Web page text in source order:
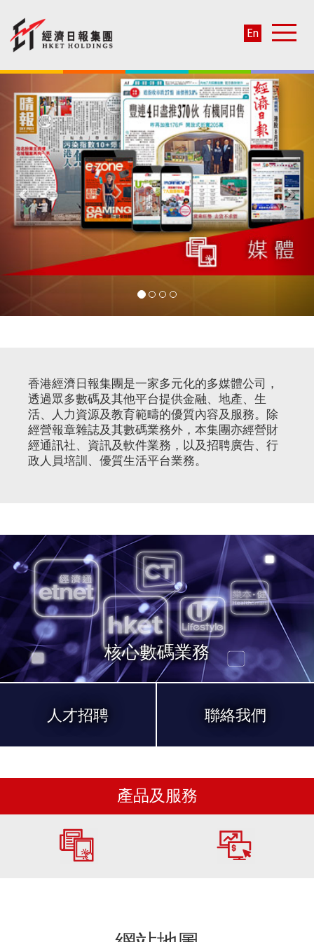
En
香港經濟日報集團是一家多元化的多媒體公司，
透過眾多數碼及其他平台提供金融、地產、生
活、人力資源及教育範疇的優質內容及服務。除
經營報章雜誌及其數碼業務外，本集團亦經營財
經通訊社、資訊及軟件業務，以及招聘廣告、行
政人員培訓、優質生活平台業務。
核心數碼業務
人才招聘 聯絡我們
產品及服務